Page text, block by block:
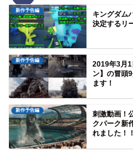
新作予告編
キングダム
決定するリ
新作予告編
2019年3月1
ン】の冒頭
ます！
新作予告編
刺激動画！
クパーク新
れました！！